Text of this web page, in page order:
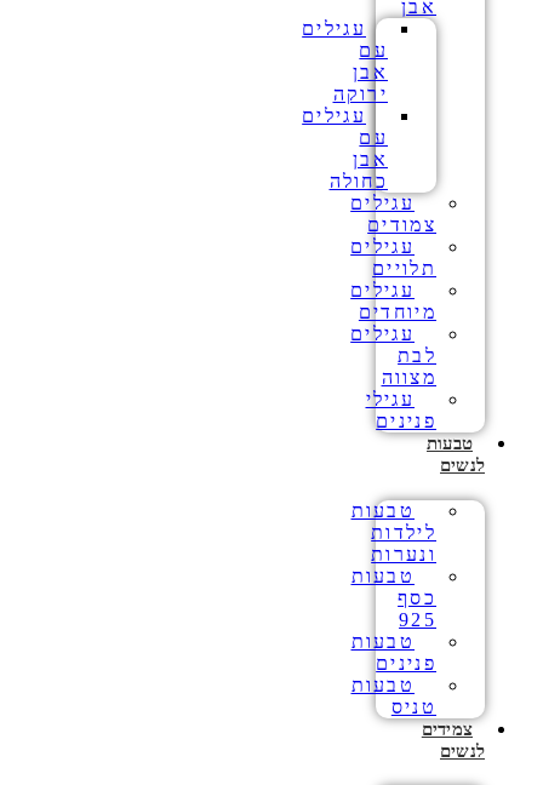
אבן
עגילים
עם
אבן
ירוקה
עגילים
עם
אבן
כחולה
עגילים
צמודים
עגילים
תלויים
עגילים
מיוחדים
עגילים
לבת
מצווה
עגילי
פנינים
טבעות
לנשים
טבעות
לילדות
ונערות
טבעות
כסף
925
טבעות
פנינים
טבעות
טניס
צמידים
לנשים